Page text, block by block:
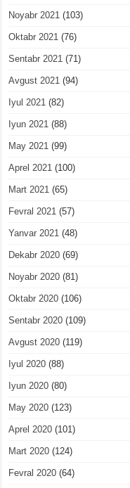
Noyabr 2021 (103)
Oktabr 2021 (76)
Sentabr 2021 (71)
Avgust 2021 (94)
Iyul 2021 (82)
Iyun 2021 (88)
May 2021 (99)
Aprel 2021 (100)
Mart 2021 (65)
Fevral 2021 (57)
Yanvar 2021 (48)
Dekabr 2020 (69)
Noyabr 2020 (81)
Oktabr 2020 (106)
Sentabr 2020 (109)
Avgust 2020 (119)
Iyul 2020 (88)
Iyun 2020 (80)
May 2020 (123)
Aprel 2020 (101)
Mart 2020 (124)
Fevral 2020 (64)